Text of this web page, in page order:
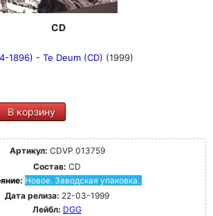
CD
1896) - Te Deum (CD) (1999)
В корзину
Артикул: CDVP 013759
Состав: CD
Новое. Заводская упаковка.
Дата релиза: 22-03-1999
Лейбл: DGG